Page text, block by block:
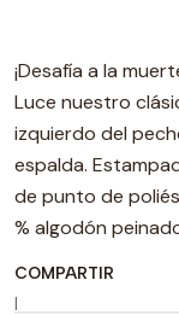
¡Desafía a la
Luce nuestro
izquierdo del
espalda.
de punto de
% algodón
COMPARTIR
|